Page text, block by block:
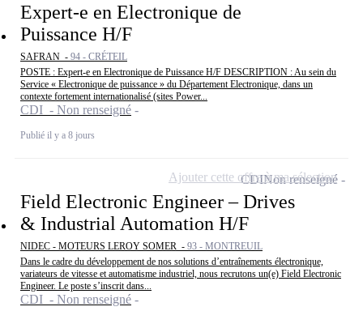
Expert-e en Electronique de
Puissance H/F
SAFRAN - 94 - CRÉTEIL
POSTE : Expert-e en Electronique de Puissance H/F DESCRIPTION : Au sein du
Service « Electronique de puissance » du Département Electronique, dans un
contexte fortement internationalisé (sites Power...
CDI - Non renseigné
Publié il y a 8 jours
Field Electronic Engineer – Drives
& Industrial Automation H/F
NIDEC - MOTEURS LEROY SOMER - 93 - MONTREUIL
Dans le cadre du développement de nos solutions d’entraînements électronique,
variateurs de vitesse et automatisme industriel, nous recrutons un(e) Field Electronic
Engineer. Le poste s’inscrit dans...
CDI - Non renseigné
CDINon renseigné
Ajouter cette offre à ma sélection